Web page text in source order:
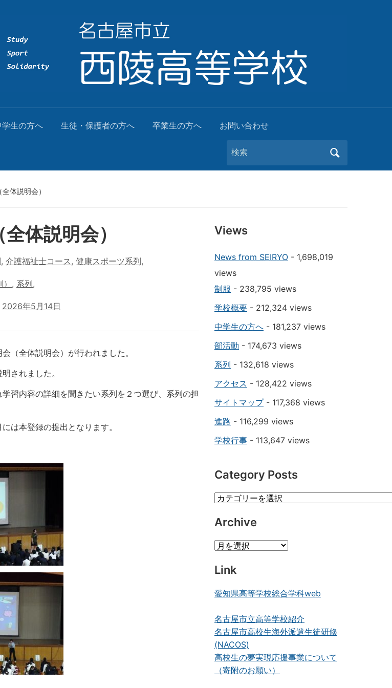
学生の方へ 生徒・保護者の方へ 卒業生の方へ お問い合わせ
Search
for:
体説明会）
体説明会）
, 介護福祉士コース, 健康スポーツ系列,
, 系列,
2026年5月14日
（全体説明会）が行われました。
されました。
習内容の詳細を聞きたい系列を２つ選び、系列の担
は本登録の提出となります。
Views
News from SEIRYO - 1,698,019
views
制服 - 238,795 views
学校概要 - 212,324 views
中学生の方へ - 181,237 views
部活動 - 174,673 views
系列 - 132,618 views
アクセス - 128,422 views
サイトマップ- 117,368 views
進路 - 116,299 views
学校行事 - 113,647 views
Category Posts
Category
Archive
Archive
Link
愛知県高等学校総合学科web
名古屋市立高等学校紹介
名古屋市高校生海外派遣生徒研修
(NACOS)
高校生の夢実現応援事業について
（寄附のお願い）